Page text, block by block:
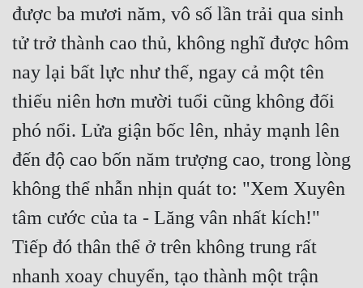
được ba mươi năm, vô số lần trải qua sinh
tử trở thành cao thủ, không nghĩ được hôm
nay lại bất lực như thế, ngay cả một tên
thiếu niên hơn mười tuổi cũng không đối
phó nổi. Lửa giận bốc lên, nhảy mạnh lên
đến độ cao bốn năm trượng cao, trong lòng
không thể nhẫn nhịn quát to: "Xem Xuyên
tâm cước của ta - Lăng vân nhất kích!"
Tiếp đó thân thể ở trên không trung rất
nhanh xoay chuyển, tạo thành một trận